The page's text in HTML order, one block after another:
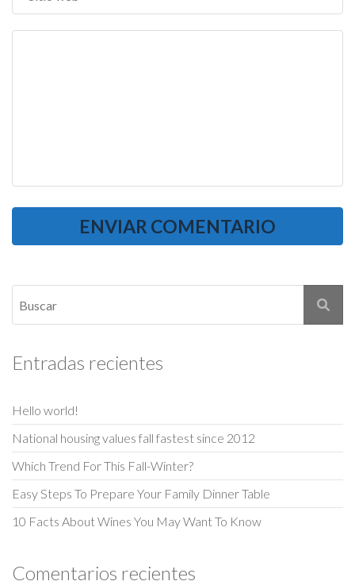
Entradas recientes
Hello world!
National housing values fall fastest since 2012
Which Trend For This Fall-Winter?
Easy Steps To Prepare Your Family Dinner Table
10 Facts About Wines You May Want To Know
Comentarios recientes